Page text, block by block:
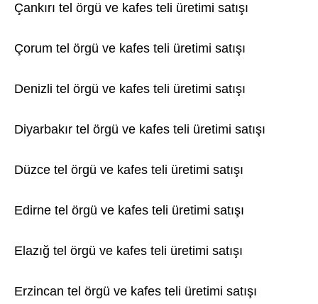
Çankırı tel örgü ve kafes teli üretimi satışı
Çorum tel örgü ve kafes teli üretimi satışı
Denizli tel örgü ve kafes teli üretimi satışı
Diyarbakır tel örgü ve kafes teli üretimi satışı
Düzce tel örgü ve kafes teli üretimi satışı
Edirne tel örgü ve kafes teli üretimi satışı
Elazığ tel örgü ve kafes teli üretimi satışı
Erzincan tel örgü ve kafes teli üretimi satışı